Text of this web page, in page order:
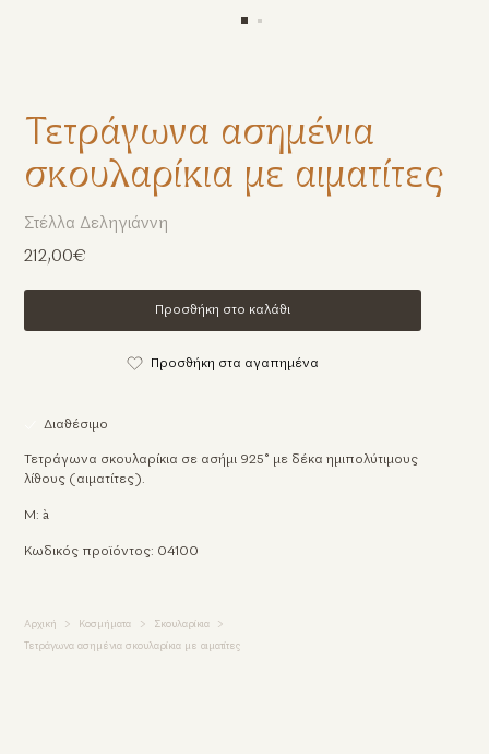
Στέλλα Δεληγιάννη
212,00€
Προσθήκη στο καλάθι
Προσθήκη στα αγαπημένα
Διαθέσιμο
Τετράγωνα σκουλαρίκια σε ασήμι 925° με δέκα ημιπολύτιμους
λίθους (αιματίτες).
Μ: à
Κωδικός προϊόντος: 04100
Αρχική Κοσμήματα Σκουλαρίκια
Τετράγωνα ασημένια σκουλαρίκια με αιματίτες
Τετράγωνα ασημένια
σκουλαρίκια με αιματίτες